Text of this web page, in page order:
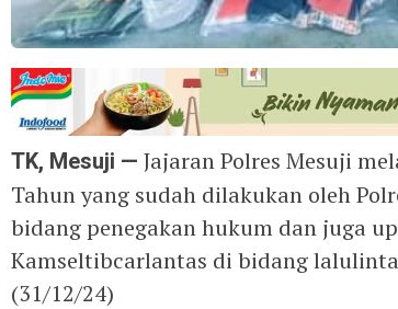
TK, Mesuji — Jajaran Polres Mesuji
Tahun yang sudah dilakukan oleh
bidang penegakan hukum dan juga
Kamseltibcarlantas di bidang
(31/12/24)